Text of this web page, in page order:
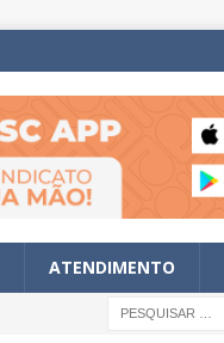
ATENDIMENTO